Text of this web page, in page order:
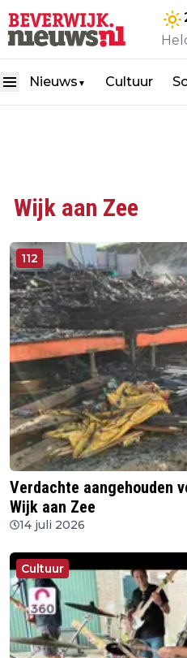
Nieuws ▼ Cultuur
Wijk aan Zee
112
Verdachte aangehouden
Wijk aan Zee
14 juli 2026
Cultuur